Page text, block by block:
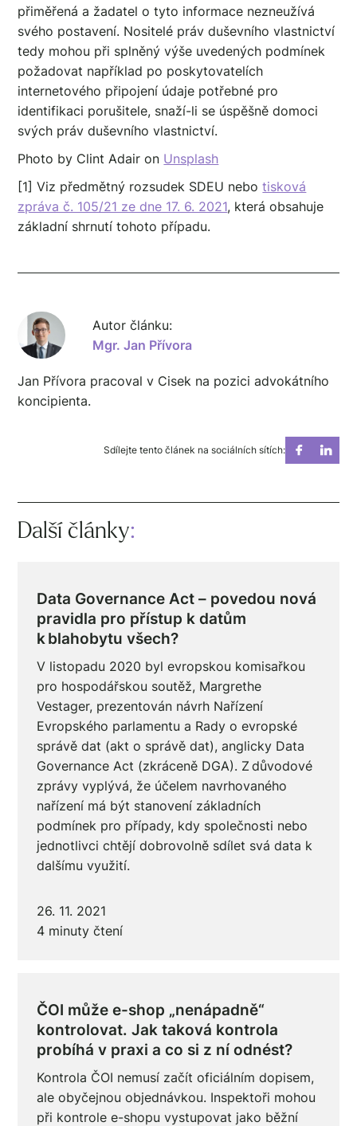
přiměřená a žadatel o tyto informace nezneužívá
svého postavení. Nositelé práv duševního vlastnictví
tedy mohou při splněný výše uvedených podmínek
požadovat například po poskytovatelích
internetového připojení údaje potřebné pro
identifikaci porušitele, snaží-li se úspěšně domoci
svých práv duševního vlastnictví.
Photo by Clint Adair on Unsplash
[1] Viz předmětný rozsudek SDEU nebotisková
zpráva č. 105/21 ze dne 17. 6. 2021, která obsahuje
základní shrnutí tohoto případu.
Autor článku:
Mgr. Jan Přívora
Jan Přívora pracoval v Cisek na pozici advokátního
koncipienta.
Sdílejte tento článek na sociálních sítích:
Další články:
Data Governance Act – povedou nová
pravidla pro přístup k datům
k blahobytu všech?
V listopadu 2020 byl evropskou komisařkou
pro hospodářskou soutěž, Margrethe
Vestager, prezentován návrh Nařízení
Evropského parlamentu a Rady o evropské
správě dat (akt o správě dat), anglicky Data
Governance Act (zkráceně DGA). Z důvodové
zprávy vyplývá, že účelem navrhovaného
nařízení má být stanovení základních
podmínek pro případy, kdy společnosti nebo
jednotlivci chtějí dobrovolně sdílet svá data k
dalšímu využití.
26. 11. 2021
4 minuty čtení
ČOI může e-shop „nenápadně“
kontrolovat. Jak taková kontrola
probíhá v praxi a co si z ní odnést?
Kontrola ČOI nemusí začít oficiálním dopisem,
ale obyčejnou objednávkou. Inspektoři mohou
při kontrole e-shopu vystupovat jako běžní